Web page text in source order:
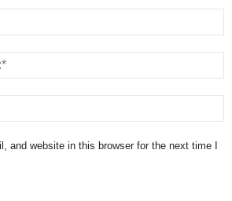
and website in this browser for the next time I